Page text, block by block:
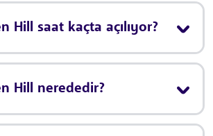
Hill saat kaçta açılıyor?
Hill nerededir?